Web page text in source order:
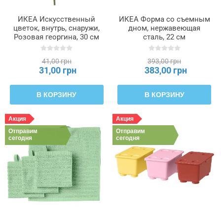
ИКЕА Искусственный
цветок, внутрь, снаружи,
Розовая георгина, 30 см
SMYCKA СМИККА,
41,00 грн
31,00 грн
В КОРЗИНУ
ИКЕА Форма со съемным
дном, нержавеющая
сталь, 22 см
VINTERROCKA, 905.994.81
393,00 грн
383,00 грн
В КОРЗИНУ
Акция
Отправим
сегодня
Акция
Отправим
сегодня